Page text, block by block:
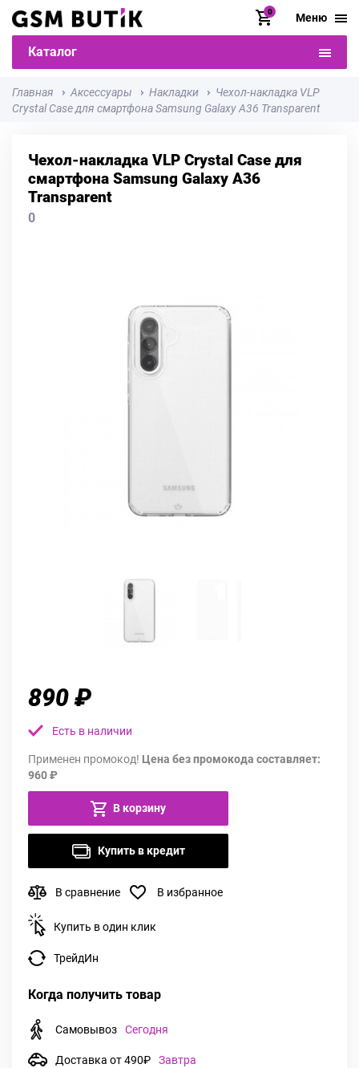
0 Меню
Каталог
Главная Аксессуары Накладки
Чехол-накладка VLP
Crystal Case для смартфона Samsung Galaxy A36 Transparent
Чехол-накладка VLP Crystal Case для
смартфона Samsung Galaxy A36
Transparent
0
890 ₽
Есть в наличии
Применен промокод! Цена без промокода составляет:
960 ₽
В корзину
Купить в кредит
В сравнение В избранное
Купить в один клик
ТрейдИн
Когда получить товар
Самовывоз Сегодня
Доставка от 490₽ Завтра